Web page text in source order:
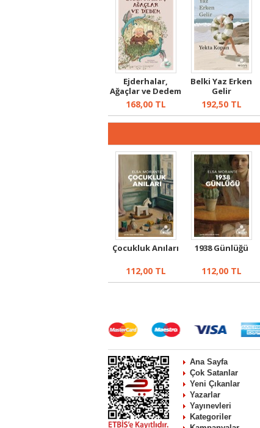
Ejderhalar,
Ağaçlar ve Dedem
168,00TL
Belki Yaz Erken
Gelir
192,50TL
Çocukluk Anıları
112,00TL
1938 Günlüğü
112,00TL
Ana Sayfa
Çok Satanlar
Yeni Çıkanlar
Yazarlar
Yayınevleri
Kategoriler